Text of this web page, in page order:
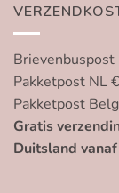
Pakketpost NL
Pakketpost
Gratis
Duitsland